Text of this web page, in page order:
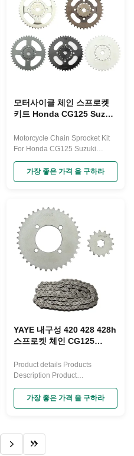
모터사이클 체인 스프로켓
키트 Honda CG125 Suzuki
CD70
Motorcycle Chain Sprocket Kit
For Honda CG125 Suzuki
with 428 Accessories The
function of a motorcycle
connects to the engine's
crankshaft or gearbox output
shaft via a chain, transmitting
power generated by the engine
to the ...
가장 좋은 가격 을 구하라
YAYE 내구성 420 428 428h
스프로켓 체인 CG125
GN125 BM150 오토바이 드
라이브 스프로켓 체인 키트
세트
Product details Products
Description Product
nameChain & sprocket kits
MaterialSTEELQualityA-CLASS
가장 좋은 가격 을 구하라